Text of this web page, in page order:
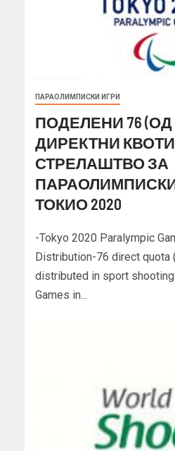
ПАРАОЛИМПИСКИ ИГРИ
ПОДЕЛЕНИ 76 (ОД
ДИРЕКТНИ
СТРЕЛАШТВО ЗА
ТОКИО 2020
-Tokyo 2020 Paralympic
Distribution-76 direct quota
distributed in sport
Games in...